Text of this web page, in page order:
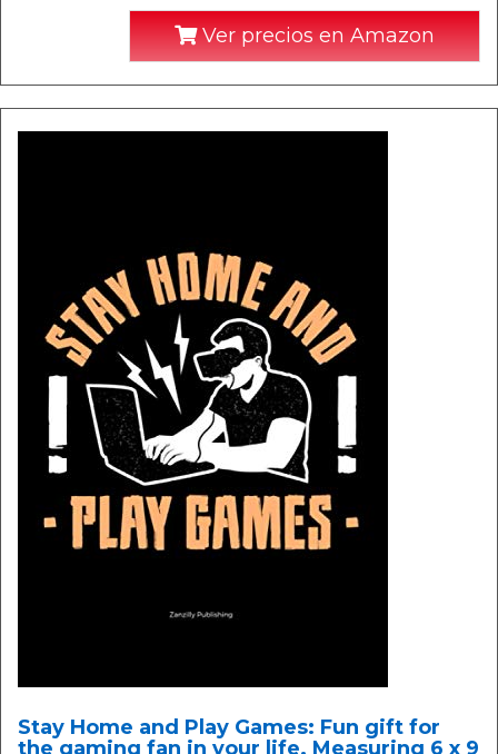
Ver precios en Amazon
Stay Home and Play Games: Fun gift for
the gaming fan in your life. Measuring 6 x 9